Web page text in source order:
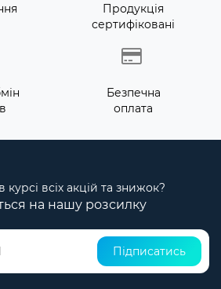
Продукція
сертифіковані
Безпечна
оплата
курсі всіх акцій та знижок?
на нашу розсилку
Підписатись